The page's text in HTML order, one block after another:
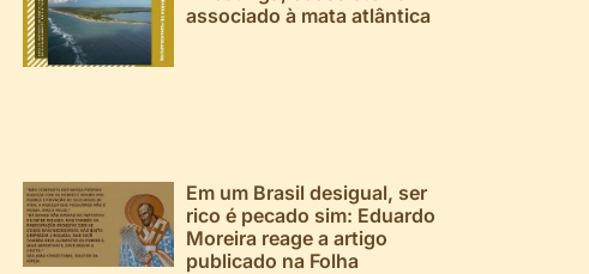
associado à mata atlântica
Em um Brasil desigual, ser
rico é pecado sim: Eduardo
Moreira reage a artigo
publicado na Folha